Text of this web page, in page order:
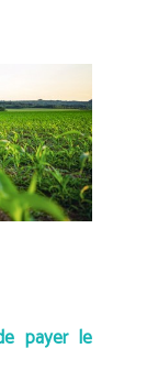
payer le